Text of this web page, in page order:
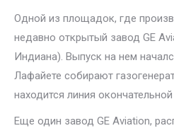
Одной из площадок, где
недавно открытый завод GE
Индиана). Выпуск на нем
Лафайете собирают
находится линия
Еще один завод GE Aviation,